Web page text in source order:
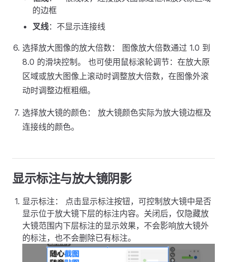
的边框
叉线：不显示连接线
选择放大图像的放大倍数： 图像放大倍数通过 1.0 到
8.0 的滑块控制。 也可使用鼠标滚轮调节：在放大原
区域或放大图像上滚动时调整放大倍数，在图像外滚
动时调整边框粗细。
选择放大镜的颜色： 放大镜颜色实际为放大镜边框及
连接线的颜色。
显示标注与放大镜阴影
显示标注： 点击显示标注按钮，可控制放大镜中是否
显示位于放大镜下层的标注内容。关闭后，仅隐藏放
大镜范围内下层标注的显示效果，不会影响放大镜外
的标注，也不会删除已有标注。